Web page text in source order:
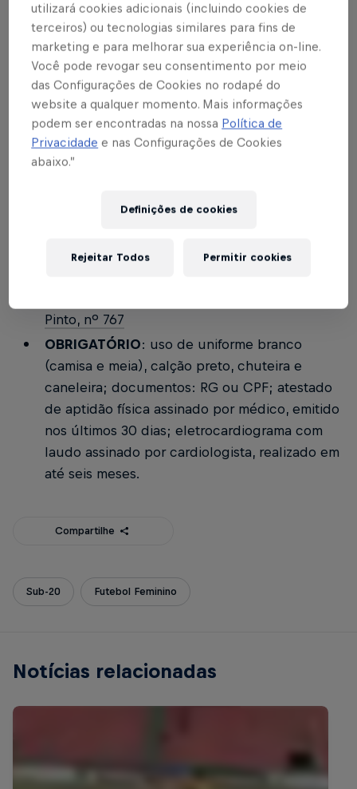
identificação;atestado de aptidão física
assinado por médico, emitido nos últimos 30
dias; eeletrocardiograma com laudo assinado
por cardiologista, realizado em até seis meses
*É proibida a utilização de itens como brincos,
piercings, colares e etc.
Horário: às 14h
Pinto, nº 767
OBRIGATÓRIO: uso de uniforme branco
(camisa e meia), calção preto, chuteira e
caneleira; documentos: RG ou CPF; atestado
de aptidão física assinado por médico, emitido
nos últimos 30 dias; eletrocardiograma com
laudo assinado por cardiologista, realizado em
até seis meses.
Compartilhe
Sub-20 Futebol Feminino
Notícias relacionadas
utilizará cookies adicionais (incluindo cookies de
terceiros) ou tecnologias similares para fins de
marketing e para melhorar sua experiência on-line.
Você pode revogar seu consentimento por meio
das Configurações de Cookies no rodapé do
website a qualquer momento. Mais informações
podem ser encontradas na nossa Política de
Privacidade e nas Configurações de Cookies
abaixo.”
Definições de cookies
Rejeitar Todos Permitir cookies